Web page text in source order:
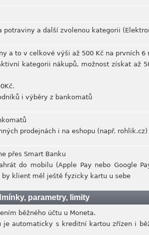
a další zvolenou kategorii
a to v celkové výši až 500 Kč na prvních
kategorii nákupů, možnost získat až
i výběry z bankomatů
prodejnách i na eshopu (např. rohlik.cz)
přes Smart Banku
do mobilu (Apple Pay nebo Google
klient měl ještě fyzicky kartu u sebe
parametry, limity
běžného účtu u Moneta.
je automaticky s kreditní kartou zřízen i